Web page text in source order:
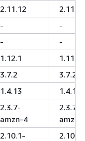
2.11.12
2.11.12
-
-
-
-
1.12.1
1.11.2
3.7.2
3.7.2
1.4.13
1.4.13
2.3.7-
amzn-4
2.3.7-
amzn-
2.10.1-
2.10.1-